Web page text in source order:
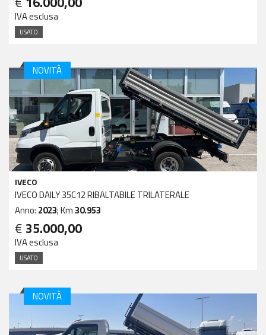
IVA esclusa
USATO
NOVITÀ
IVECO
IVECO DAILY 35C12 RIBALTABILE TRILATERALE
Anno: 2023; Km30.953
€ 35.000,00
IVA esclusa
USATO
NOVITÀ